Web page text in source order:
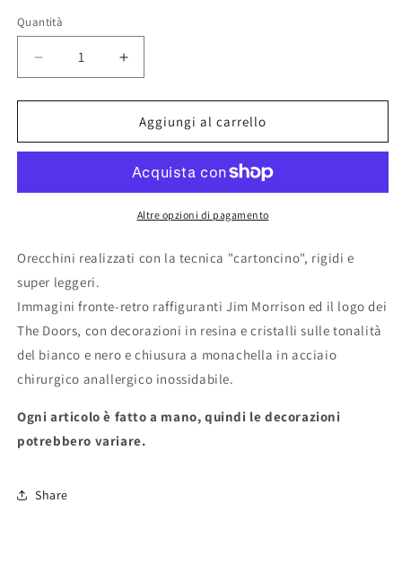
Quantità
Diminuisci
quantità
per
&quot;THE
Aumenta
quantità
per
Orecchini
&quot;THE
Aggiungi al carrello
Altre opzioni di pagamento
Orecchini realizzati con la tecnica "cartoncino", rigidi e
super leggeri.
Immagini fronte-retro raffiguranti Jim Morrison ed il logo dei
The Doors, con decorazioni in resina e cristalli sulle tonalità
del bianco e nero e chiusura a monachella in acciaio
chirurgico anallergico inossidabile.
Ogni articolo è fatto a mano, quindi le decorazioni
potrebbero variare.
Share